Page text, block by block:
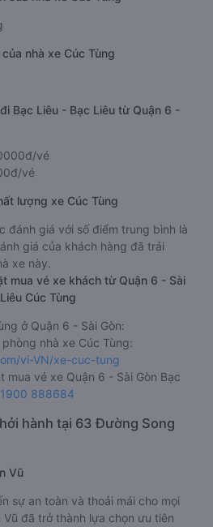
nhà xe Cúc Tùng
Bạc Liêu - Bạc Liêu từ Quận 6 -
vé
vé
lượng xe Cúc Tùng
đánh giá với số điểm trung bình là
giá của khách hàng đã trải
xe này.
mua vé xe khách từ Quận 6 - Sài
Cúc Tùng
ở Quận 6 - Sài Gòn:
nhà xe Cúc Tùng:
vi-VN/xe-cuc-tung
mua vé xe Quận 6 - Sài Gòn Bạc
1900 888684
hành tại 63 Đường Song
Vũ
sự an toàn và thoải mái cho mọi
đã trở thành lựa chọn ưu tiên